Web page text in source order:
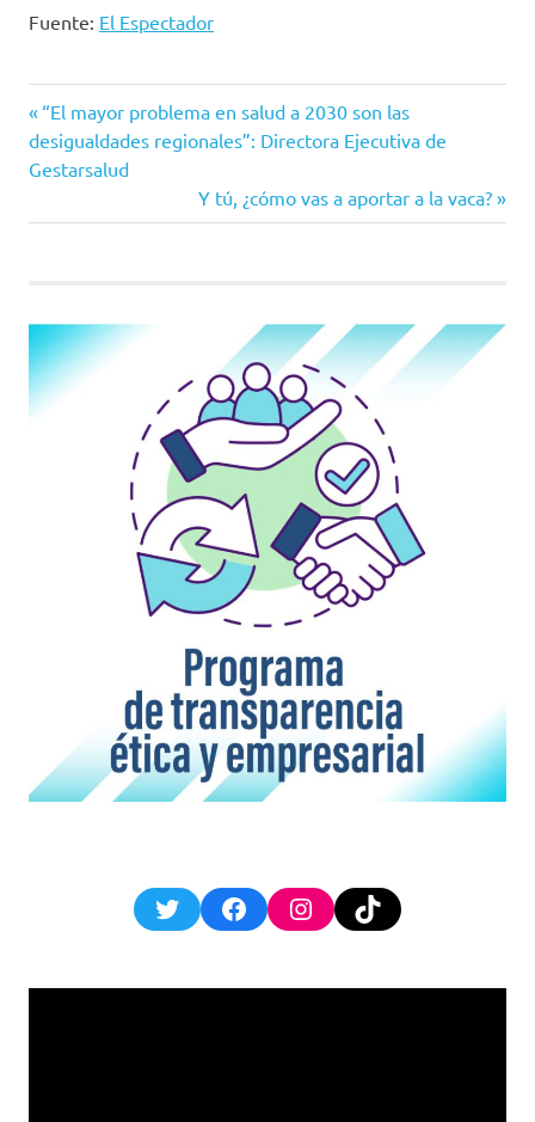
Fuente: El Espectador
INS
Instituto
de Salud
Navegación
de
entradas
Entrada
anterior:
“El mayor problema en salud a 2030 son las
desigualdades regionales”: Directora Ejecutiva de
Gestarsalud
Siguiente
entrada:
Y tú, ¿cómo vas a aportar a la vaca?
TwitterFacebookInstagram
TikTok